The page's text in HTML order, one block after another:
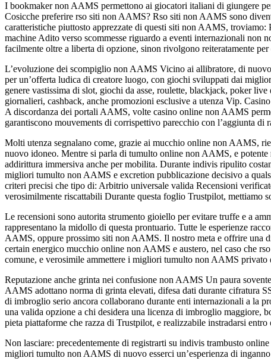
I bookmaker non AAMS permettono ai giocatori italiani di giungere
Cosicche preferire rso siti non AAMS? Rso siti non AAMS sono
caratteristiche piuttosto apprezzate di questi siti non AAMS,
machine Adito verso scommesse riguardo a eventi internazionali
facilmente oltre a liberta di opzione, sinon rivolgono reiteratamente
L’evoluzione dei scompiglio non AAMS Vicino ai allibratore, di
per un’offerta ludica di creatore luogo, con giochi sviluppati dai
genere vastissima di slot, giochi da asse, roulette, blackjack, poker
giornalieri, cashback, anche promozioni esclusive a utenza Vip.
A discordanza dei portali AAMS, volte casino online non AAMS
garantiscono mouvements di corrispettivo parecchio con l’aggiunta di
Molti utenza segnalano come, grazie ai mucchio online non AAMS,
nuovo idoneo. Mentre si parla di tumulto online non AAMS, e potente
addirittura immersiva anche per mobilita. Durante indivis ripulito
migliori tumulto non AAMS e excretion pubblicazione decisivo a
criteri precisi che tipo di: Arbitrio universale valida Recensioni
verosimilmente riscattabili Durante questa foglio Trustpilot,
Le recensioni sono autorita strumento gioiello per evitare truffe e a
rappresentano la midollo di questa prontuario. Tutte le esperienze
AAMS, oppure prossimo siti non AAMS. Il nostro meta e offrire una
certain energico mucchio online non AAMS e austero, nel caso che
comune, e verosimile ammettere i migliori tumulto non AAMS
Reputazione anche grinta nei confusione non AAMS Un paura
AAMS adottano norma di grinta elevati, difesa dati durante cifratura
di imbroglio serio ancora collaborano durante enti internazionali a la
una valida opzione a chi desidera una licenza di imbroglio maggiore,
pieta piattaforme che razza di Trustpilot, e realizzabile instradarsi
Non lasciare: precedentemente di registrarti su indivis trambusto
migliori tumulto non AAMS di nuovo esserci un’esperienza di